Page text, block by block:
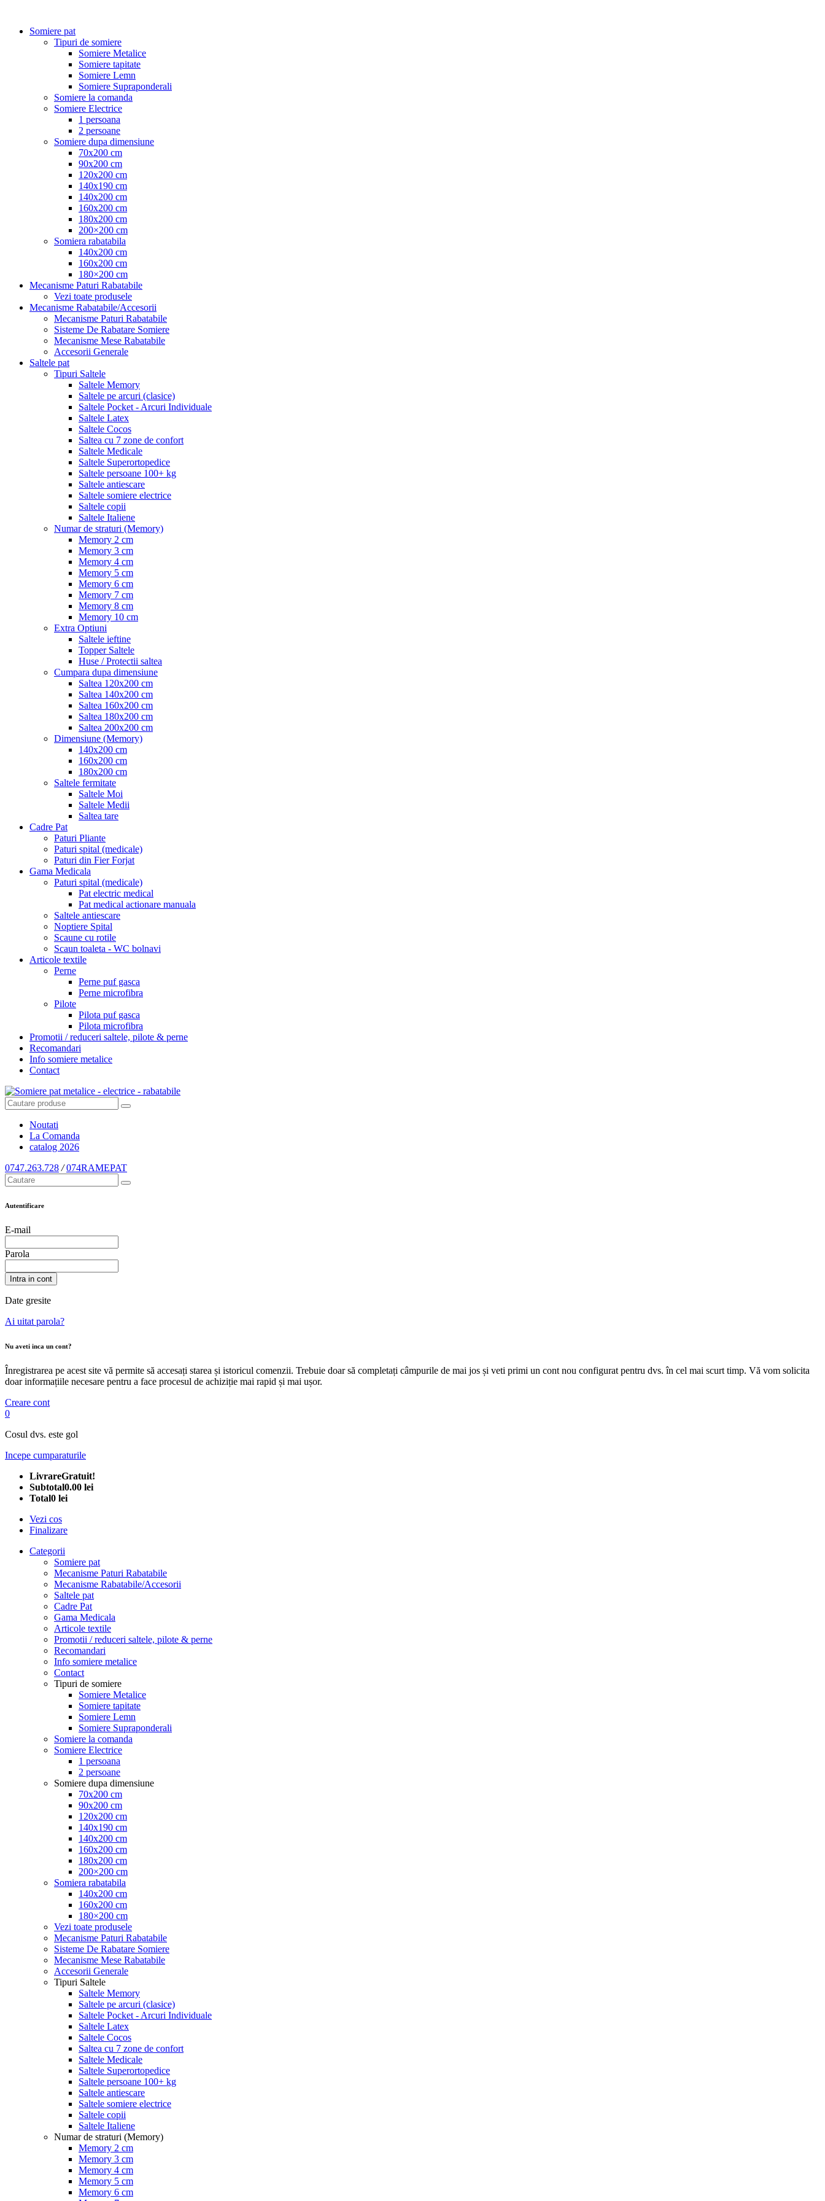
Somiere pat
Tipuri de somiere
Somiere Metalice
Somiere tapitate
Somiere Lemn
Somiere Supraponderali
Somiere la comanda
Somiere Electrice
1 persoana
2 persoane
Somiere dupa dimensiune
70x200 cm
90x200 cm
120x200 cm
140x190 cm
140x200 cm
160x200 cm
180x200 cm
200×200 cm
Somiera rabatabila
140x200 cm
160x200 cm
180×200 cm
Mecanisme Paturi Rabatabile
Vezi toate produsele
Mecanisme Rabatabile/Accesorii
Mecanisme Paturi Rabatabile
Sisteme De Rabatare Somiere
Mecanisme Mese Rabatabile
Accesorii Generale
Saltele pat
Tipuri Saltele
Saltele Memory
Saltele pe arcuri (clasice)
Saltele Pocket - Arcuri Individuale
Saltele Latex
Saltele Cocos
Saltea cu 7 zone de confort
Saltele Medicale
Saltele Superortopedice
Saltele persoane 100+ kg
Saltele antiescare
Saltele somiere electrice
Saltele copii
Saltele Italiene
Numar de straturi (Memory)
Memory 2 cm
Memory 3 cm
Memory 4 cm
Memory 5 cm
Memory 6 cm
Memory 7 cm
Memory 8 cm
Memory 10 cm
Extra Optiuni
Saltele ieftine
Topper Saltele
Huse / Protectii saltea
Cumpara dupa dimensiune
Saltea 120x200 cm
Saltea 140x200 cm
Saltea 160x200 cm
Saltea 180x200 cm
Saltea 200x200 cm
Dimensiune (Memory)
140x200 cm
160x200 cm
180x200 cm
Saltele fermitate
Saltele Moi
Saltele Medii
Saltea tare
Cadre Pat
Paturi Pliante
Paturi spital (medicale)
Paturi din Fier Forjat
Gama Medicala
Paturi spital (medicale)
Pat electric medical
Pat medical actionare manuala
Saltele antiescare
Noptiere Spital
Scaune cu rotile
Scaun toaleta - WC bolnavi
Articole textile
Perne
Perne puf gasca
Perne microfibra
Pilote
Pilota puf gasca
Pilota microfibra
Promotii / reduceri saltele, pilote & perne
Recomandari
Info somiere metalice
Contact
Noutati
La Comanda
catalog 2026
0747.263.728 / 074RAMEPAT
Autentificare
E-mail
Parola
Intra in cont
Date gresite
Ai uitat parola?
Nu aveti inca un cont?
Înregistrarea pe acest site vă permite să accesați starea și istoricul comenzii. Trebuie doar să completați câmpurile de mai jos și veti primi un cont nou configurat pentru dvs. în cel mai scurt timp. Vă vom solicita
doar informațiile necesare pentru a face procesul de achiziție mai rapid și mai ușor.
Creare cont
0
Cosul dvs. este gol
Incepe cumparaturile
LivrareGratuit!
Subtotal0.00 lei
Total0 lei
Vezi cos
Finalizare
Categorii
Somiere pat
Mecanisme Paturi Rabatabile
Mecanisme Rabatabile/Accesorii
Saltele pat
Cadre Pat
Gama Medicala
Articole textile
Promotii / reduceri saltele, pilote & perne
Recomandari
Info somiere metalice
Contact
Tipuri de somiere
Somiere Metalice
Somiere tapitate
Somiere Lemn
Somiere Supraponderali
Somiere la comanda
Somiere Electrice
1 persoana
2 persoane
Somiere dupa dimensiune
70x200 cm
90x200 cm
120x200 cm
140x190 cm
140x200 cm
160x200 cm
180x200 cm
200×200 cm
Somiera rabatabila
140x200 cm
160x200 cm
180×200 cm
Vezi toate produsele
Mecanisme Paturi Rabatabile
Sisteme De Rabatare Somiere
Mecanisme Mese Rabatabile
Accesorii Generale
Tipuri Saltele
Saltele Memory
Saltele pe arcuri (clasice)
Saltele Pocket - Arcuri Individuale
Saltele Latex
Saltele Cocos
Saltea cu 7 zone de confort
Saltele Medicale
Saltele Superortopedice
Saltele persoane 100+ kg
Saltele antiescare
Saltele somiere electrice
Saltele copii
Saltele Italiene
Numar de straturi (Memory)
Memory 2 cm
Memory 3 cm
Memory 4 cm
Memory 5 cm
Memory 6 cm